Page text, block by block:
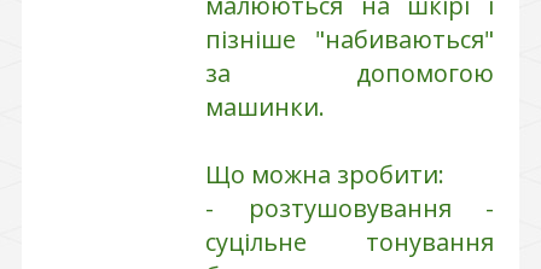
пізніше "набиваються"
за допомогою
машинки.
Що можна зробити:
- розтушовування -
суцільне тонування